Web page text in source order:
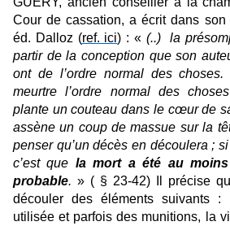
Cour de cassation, a écrit dans
éd. Dalloz (ref. ici) : « (..)
la
partir de la conception que son
ont de l’ordre normal des
meurtre l’ordre normal des
plante un couteau dans le cœur de
assène un coup de massue sur la
penser qu’un décès en découlera ;
c’est que la mort a été au moins
probable. » ( § 23-42) Il précise
découler des éléments suivants :
utilisée et parfois des munitions, la